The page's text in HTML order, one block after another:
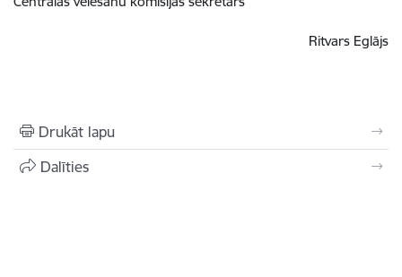
Ritvars Eglājs
Drukāt lapu
Dalīties